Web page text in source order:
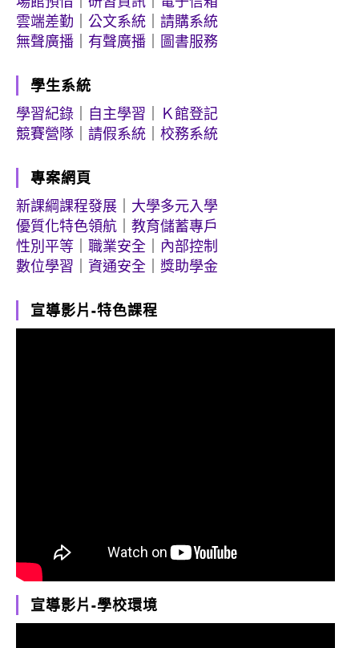
雲端差勤
公文系統
請購系統
無聲廣播
有聲廣播 圖書服務
學生系統
學習紀錄
自主學習
Ｋ館登記
競賽營隊
請假系統 校務系統
專案網頁
新課綱課程發展
大學多元入學
優質化特色領航
教育儲蓄專戶
性別平等
職業安全
內部控制
數位學習
資通安全 獎助學金
宣導影片-特色課程
宣導影片-學校環境